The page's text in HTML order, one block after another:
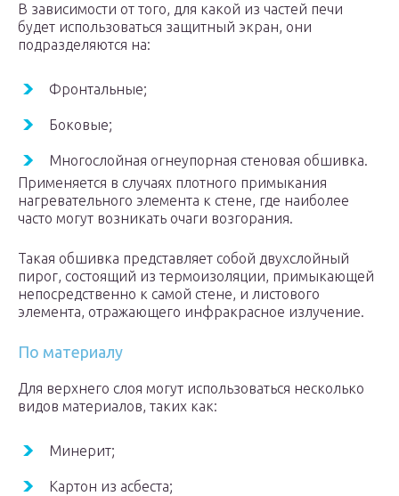
В зависимости от того, для какой из частей печи
будет использоваться защитный экран, они
подразделяются на:
Фронтальные;
Боковые;
Многослойная огнеупорная стеновая обшивка.
Применяется в случаях плотного примыкания
нагревательного элемента к стене, где наиболее
часто могут возникать очаги возгорания.
Такая обшивка представляет собой двухслойный
пирог, состоящий из термоизоляции, примыкающей
непосредственно к самой стене, и листового
элемента, отражающего инфракрасное излучение.
По материалу
Для верхнего слоя могут использоваться несколько
видов материалов, таких как:
Минерит;
Картон из асбеста;